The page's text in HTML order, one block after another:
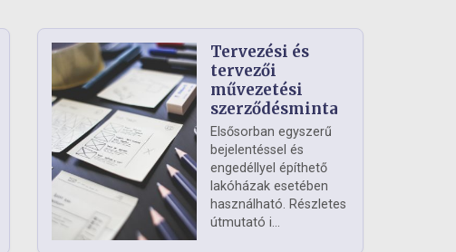
Tervezési és
tervezői
művezetési
szerződésminta
Elsősorban egyszerű
bejelentéssel és
engedéllyel építhető
lakóházak esetében
használható. Részletes
útmutató i...